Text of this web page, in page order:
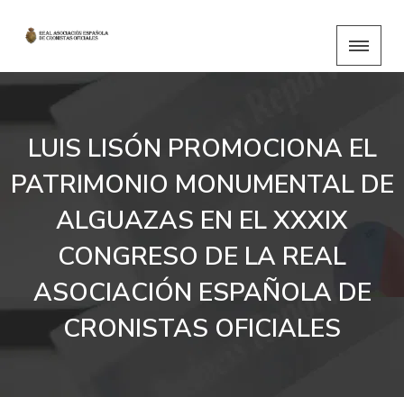
LUIS LISÓN PROMOCIONA EL
PATRIMONIO MONUMENTAL DE
ALGUAZAS EN EL XXXIX
CONGRESO DE LA REAL
ASOCIACIÓN ESPAÑOLA DE
CRONISTAS OFICIALES